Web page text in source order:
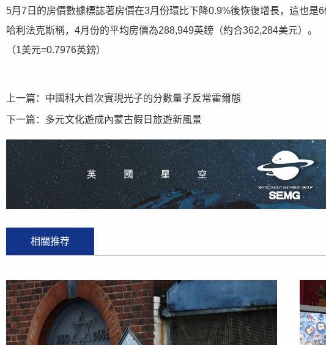
5月7日的房價數據標誌著房價在3月份環比下降0.9%後恢復增長，這也是6
哈利法克斯稱，4月份的平均房價為288,949英鎊（約合362,284美元）。
（1美元=0.7976英鎊）
上一篇： 中國科大首次實現光子的分數量子反常霍爾態
下一篇： 多元文化遊成內蒙古假日旅遊新風景
相關推荐